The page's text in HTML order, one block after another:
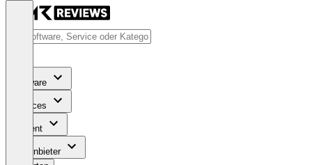
Software
Services
Content
Für Anbieter